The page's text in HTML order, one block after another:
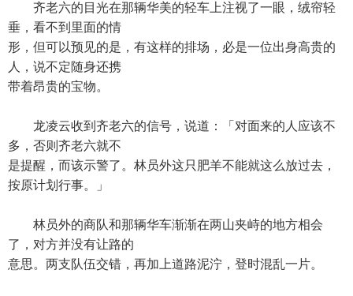
齐老六的目光在那辆华美的轻车上注视了一眼，绒帘轻
垂，看不到里面的情
形，但可以预见的是，有这样的排场，必是一位出身高贵的
人，说不定随身还携
带着昂贵的宝物。
龙凌云收到齐老六的信号，说道：「对面来的人应该不
多，否则齐老六就不
是提醒，而该示警了。林员外这只肥羊不能就这么放过去，
按原计划行事。」
林员外的商队和那辆华车渐渐在两山夹峙的地方相会
了，对方并没有让路的
意思。两支队伍交错，再加上道路泥泞，登时混乱一片。